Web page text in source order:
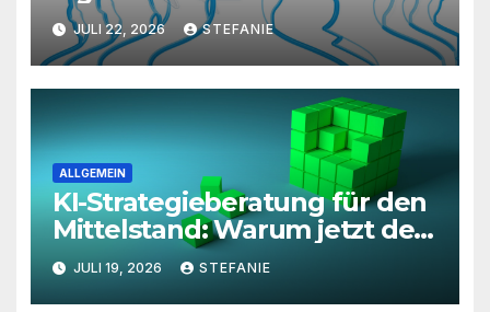
Kundenkommunikation auf
ein neues Level heben
JULI 22, 2026 STEFANIE
ALLGEMEIN
KI-Strategieberatung für den
Mittelstand: Warum jetzt der
richtige Zeitpunkt für eine
unternehmensweite KI-
JULI 19, 2026 STEFANIE